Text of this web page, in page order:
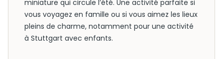
miniature qui circule l’été. Une activité parfaite si
vous voyagez en famille ou si vous aimez les lieux
pleins de charme, notamment pour une activité
à Stuttgart avec enfants.